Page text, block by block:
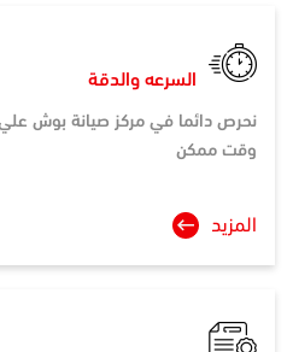
السرعه والدقة
نحرص دائما في مركز صيانة بوش
وقت ممكن
المزيد